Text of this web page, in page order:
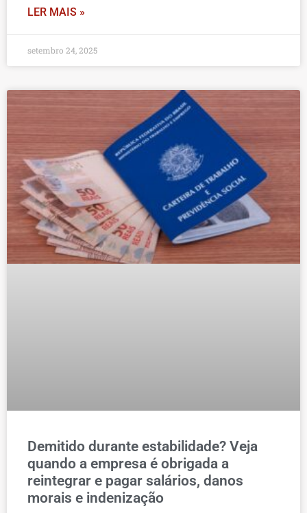
LER MAIS »
setembro 24, 2025
Demitido durante estabilidade? Veja
quando a empresa é obrigada a
reintegrar e pagar salários, danos
morais e indenização